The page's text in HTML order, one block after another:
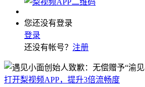
您还没有登录
登录
还没有帐号？ 注册
打开梨视频APP，提升3倍流畅度